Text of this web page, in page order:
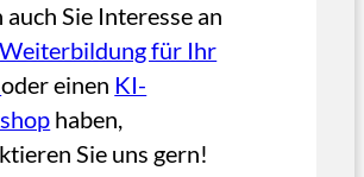
auch Sie Interesse an
Weiterbildung für Ihr
oder einen KI-
haben,
Sie uns gern!